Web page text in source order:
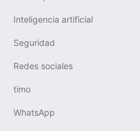
Inteligencia artificial
Seguridad
Redes sociales
timo
WhatsApp